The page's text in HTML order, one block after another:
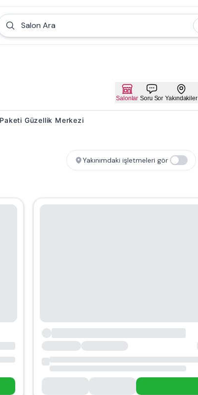
Salon Ara
Salonlar Soru Sor Yakındakiler
Güzellik Merkezi
Yakınımdaki işletmeleri gör